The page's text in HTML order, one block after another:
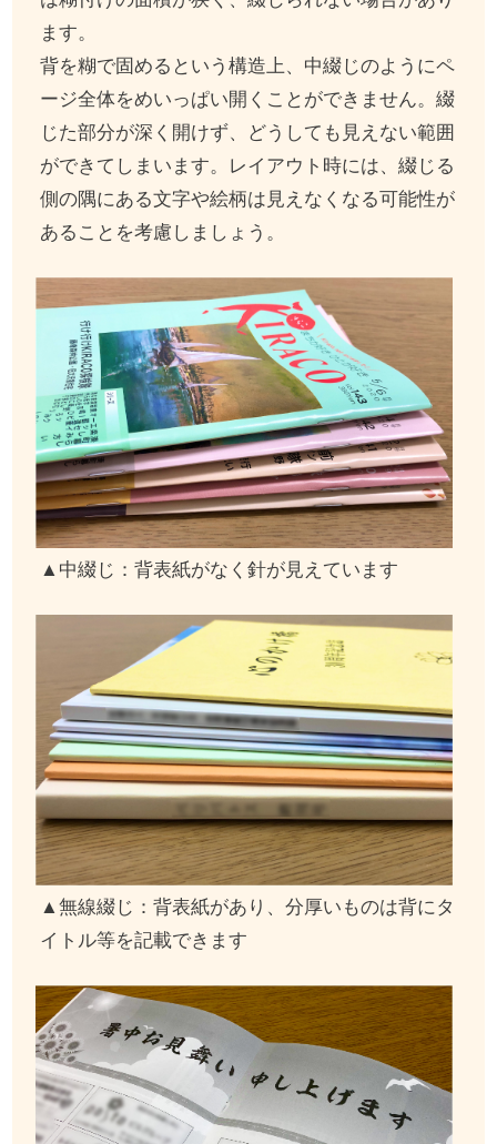
ます。
背を糊で固めるという構造上、中綴じのようにペ
ージ全体をめいっぱい開くことができません。綴
じた部分が深く開けず、どうしても見えない範囲
ができてしまいます。レイアウト時には、綴じる
側の隅にある文字や絵柄は見えなくなる可能性が
あることを考慮しましょう。
▲中綴じ：背表紙がなく針が見えています
▲無線綴じ：背表紙があり、分厚いものは背にタ
イトル等を記載できます